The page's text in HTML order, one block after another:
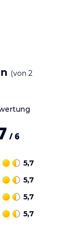
ausgestattet.
einem
können
Hoyerswerda
in der
(von 2
/ 6
5,7
5,7
5,7
5,7